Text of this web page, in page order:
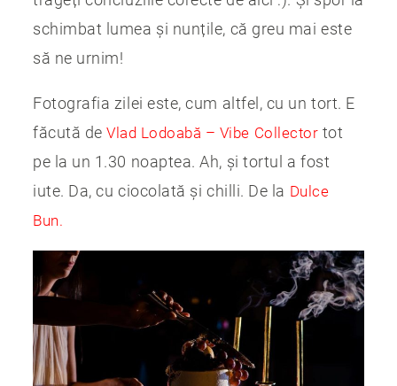
schimbat lumea și nunțile, că greu mai este
să ne urnim!
Fotografia zilei este, cum altfel, cu un tort. E
făcută deVlad Lodoabă – Vibe Collector tot
pe la un 1.30 noaptea. Ah, și tortul a fost
iute. Da, cu ciocolată și chilli. De la Dulce
Bun.